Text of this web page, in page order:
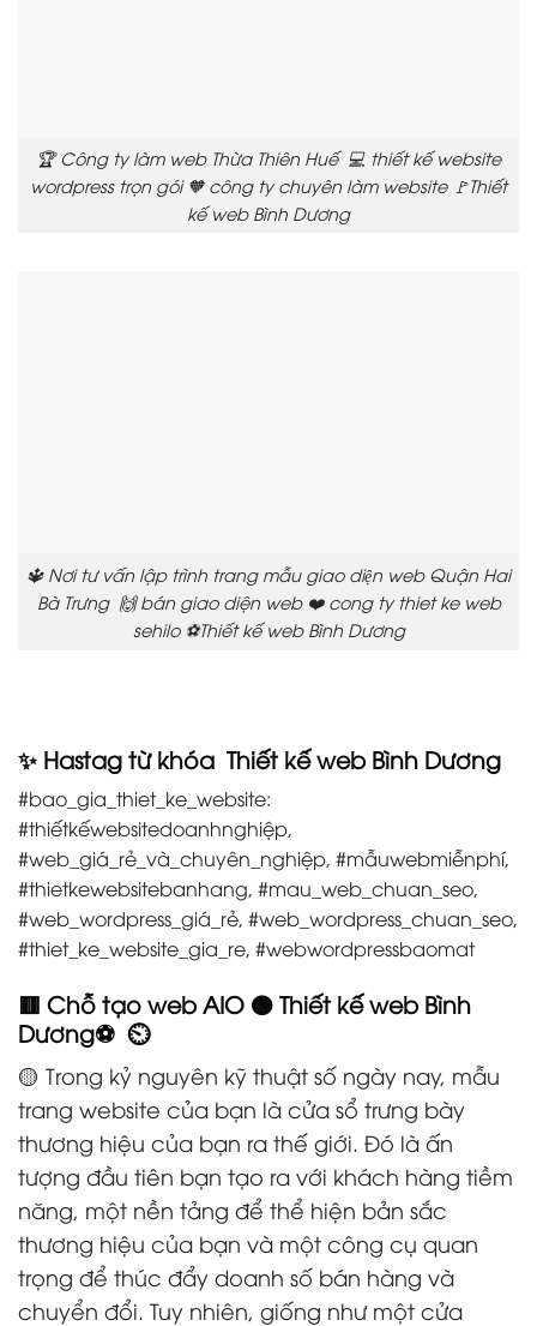
🏆 Công ty làm web Thừa Thiên Huế 💻 thiết kế website
wordpress trọn gói 🧡 công ty chuyên làm website 🚩Thiết
kế web Bình Dương
🔱 Nơi tư vấn lập trình trang mẫu giao diện web Quận Hai
Bà Trưng 🙌 bán giao diện web ❤️ cong ty thiet ke web
sehilo ⚽Thiết kế web Bình Dương
✨ Hastag từ khóa Thiết kế web Bình Dương
#bao_gia_thiet_ke_website:
#thiếtkếwebsitedoanhnghiệp,
#web_giá_rẻ_và_chuyên_nghiệp, #mẫuwebmiễnphí,
#thietkewebsitebanhang, #mau_web_chuan_seo,
#web_wordpress_giá_rẻ, #web_wordpress_chuan_seo,
#thiet_ke_website_gia_re, #webwordpressbaomat
🟥 Chỗ tạo web AIO 🟠 Thiết kế web Bình
Dương⚽ ⏲️
🟡 Trong kỷ nguyên kỹ thuật số ngày nay, mẫu
trang website của bạn là cửa sổ trưng bày
thương hiệu của bạn ra thế giới. Đó là ấn
tượng đầu tiên bạn tạo ra với khách hàng tiềm
năng, một nền tảng để thể hiện bản sắc
thương hiệu của bạn và một công cụ quan
trọng để thúc đẩy doanh số bán hàng và
chuyển đổi. Tuy nhiên, giống như một cửa